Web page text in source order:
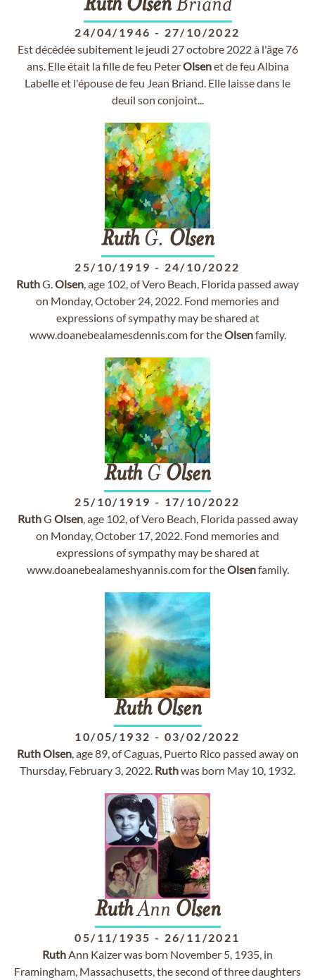
Ruth OlsenBriand
24/04/1946 - 27/10/2022
Est décédée subitement le jeudi 27 octobre 2022 à l'âge 76
ans. Elle était la fille de feu PeterOlsenet de feu Albina
Labelle et l'épouse de feu Jean Briand. Elle laisse dans le
deuil son conjoint...
RuthG. Olsen
25/10/1919 - 24/10/2022
RuthG.Olsen, age 102, of Vero Beach, Florida passed away
on Monday, October 24, 2022. Fond memories and
expressions of sympathy may be shared at
www.doanebealamesdennis.com for theOlsenfamily.
RuthG Olsen
25/10/1919 - 17/10/2022
RuthG Olsen, age 102, of Vero Beach, Florida passed away
on Monday, October 17, 2022. Fond memories and
expressions of sympathy may be shared at
www.doanebealameshyannis.com for theOlsenfamily.
Ruth Olsen
10/05/1932 - 03/02/2022
RuthOlsen, age 89, of Caguas, Puerto Rico passed away on
Thursday, February 3, 2022. Ruthwas born May 10, 1932.
RuthAnn Olsen
05/11/1935 - 26/11/2021
RuthAnn Kaizer was born November 5, 1935, in
Framingham, Massachusetts, the second of three daughters